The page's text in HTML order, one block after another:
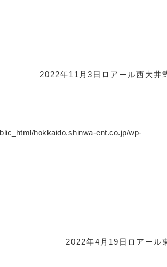
2022年11月3日 ロアール西大井
hokkaido.shinwa-ent.co.jp/wp-
2022年4月19日 ロアール